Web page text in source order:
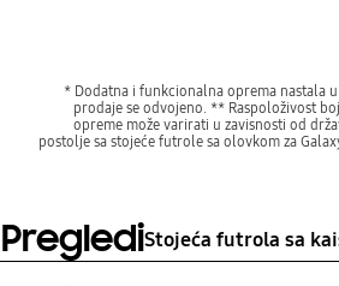
* Dodatna i funkcionalna oprema nastala
prodaje se odvojeno. ** Raspoloživost
opreme može varirati u zavisnosti od
postolje sa stojeće futrole sa olovkom za
PreglediStojeća futrola sa